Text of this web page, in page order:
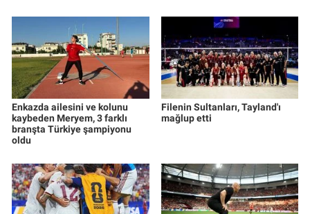
Enkazda ailesini ve kolunu
kaybeden Meryem, 3 farklı
branşta Türkiye şampiyonu
oldu
Filenin Sultanları, Tayland'ı
mağlup etti
Sağlık
Spor
Teknoloji
Türkiye'nin Geleceği
Yerel Gündem